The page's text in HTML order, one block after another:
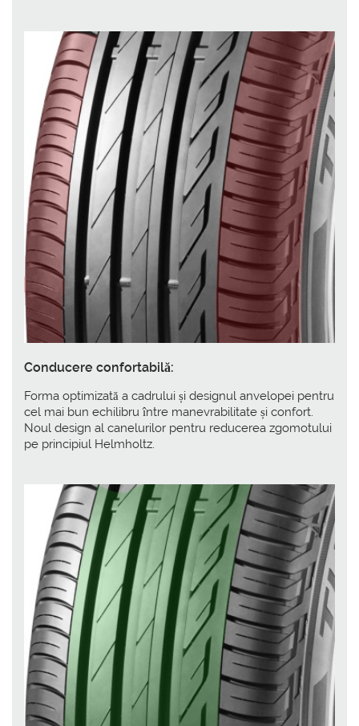
Conducere confortabilă:
Forma optimizată a cadrului și designul anvelopei pentru
cel mai bun echilibru între manevrabilitate și confort.
Noul design al canelurilor pentru reducerea zgomotului
pe principiul Helmholtz.